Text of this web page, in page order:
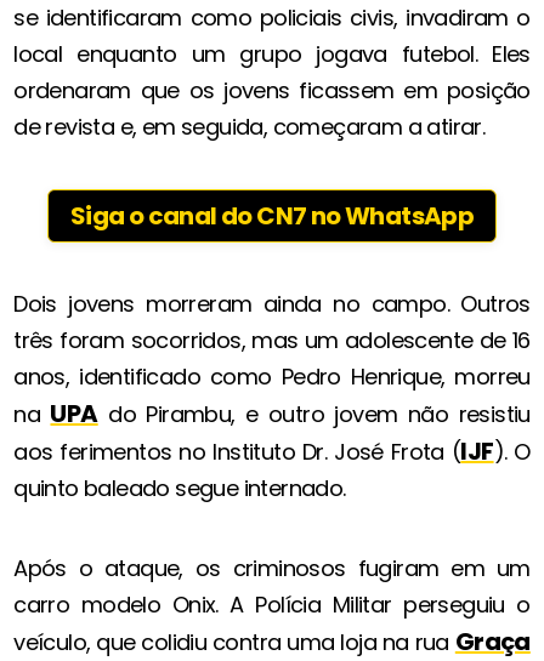
se identificaram como policiais civis, invadiram o
local enquanto um grupo jogava futebol. Eles
ordenaram que os jovens ficassem em posição
de revista e, em seguida, começaram a atirar.
Siga o canal do CN7 no WhatsApp
Dois jovens morreram ainda no campo. Outros
três foram socorridos, mas um adolescente de 16
anos, identificado como Pedro Henrique, morreu
na UPAdo Pirambu, e outro jovem não resistiu
aos ferimentos no Instituto Dr. José Frota (IJF). O
quinto baleado segue internado.
Após o ataque, os criminosos fugiram em um
carro modelo Onix. A Polícia Militar perseguiu o
veículo, que colidiu contra uma loja na rua Graça